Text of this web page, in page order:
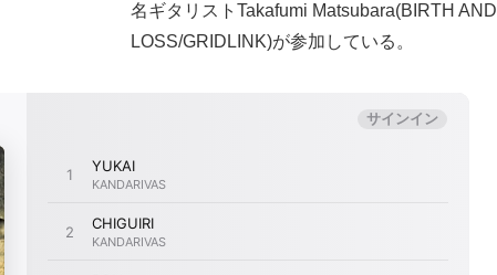
名ギタリストTakafumi Matsubara(BIRTH AND
LOSS/GRIDLINK)が参加している。